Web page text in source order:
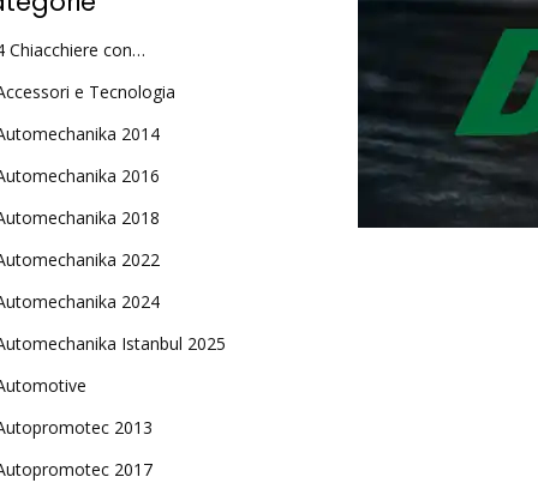
Chiacchiere con…
e Tecnologia
2014
2016
2018
2022
2024
Istanbul 2025
2013
2017